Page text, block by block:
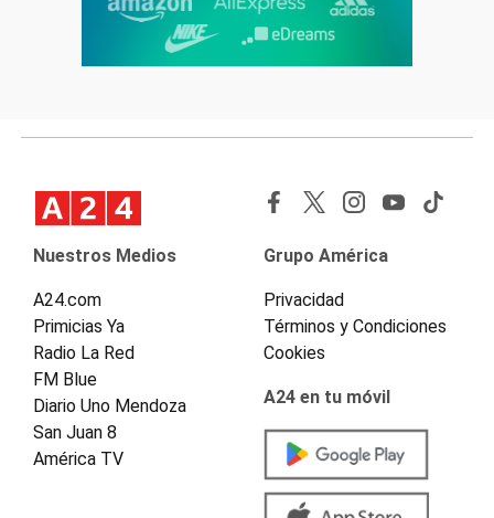
Nuestros Medios
A24.com
Primicias Ya
Radio La Red
FM Blue
Diario Uno Mendoza
San Juan 8
América TV
Grupo América
Privacidad
Términos y Condiciones
Cookies
A24 en tu móvil